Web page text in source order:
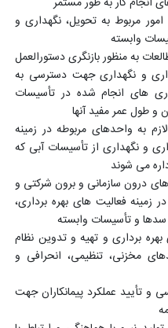
مربوط به تحویل، نگهداری و
وابسته
به منظور بازنگری دستورالعمل
و نگهداری جهت دسترسی به
های انجام شده در تأسیسات
و طول عمر مفید آنها
به واحدهای مربوطه در زمینه
و نگهداری از تأسیسات آبی که
می شوند
درون سازمانی و برون شرکتی و
زمینه فعالیت های بهره برداری،
سدها و تأسیسات وابسته
برداری و تهیه و تدوین نظام
مخزنی، تنظیمی، انحرافی و
و تأیید عملکرد پیمانکاران جهت